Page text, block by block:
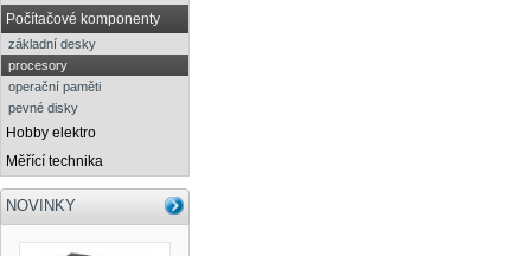
Počítačové komponenty
základní desky
procesory
operační paměti
pevné disky
Hobby elektro
Měřící technika
NOVINKY